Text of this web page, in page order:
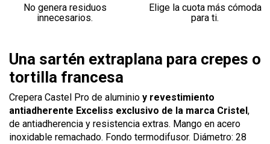
No genera residuos
innecesarios.
Elige la cuota más cómoda
para ti.
Una sartén extraplana para crepes o
tortilla francesa
Crepera Castel Pro de aluminio y revestimiento
antiadherente Exceliss exclusivo de la marca Cristel ,
de antiadherencia y resistencia extras. Mango en acero
inoxidable remachado. Fondo termodifusor. Diámetro: 28